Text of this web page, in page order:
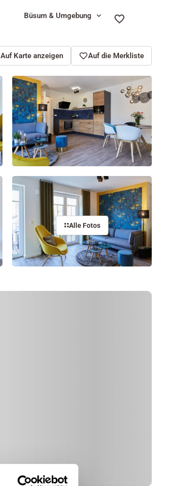
Büsum & Umgebung
Auf Karte anzeigen Auf die Merkliste
Alle Fotos